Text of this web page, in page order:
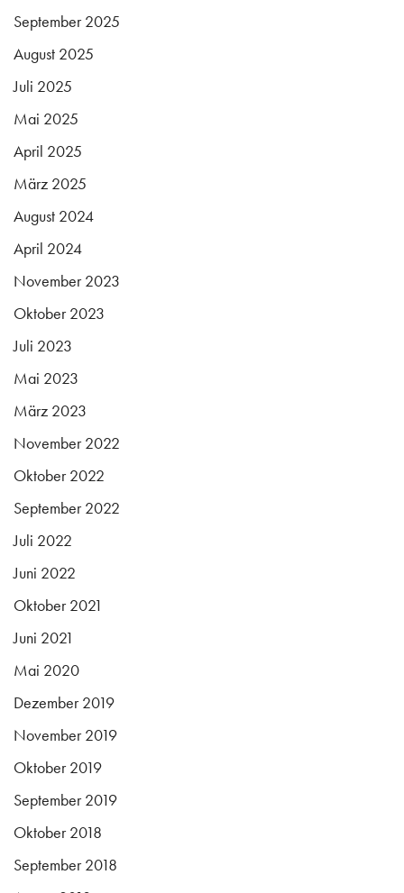
September 2025
August 2025
Juli 2025
Mai 2025
April 2025
März 2025
August 2024
April 2024
November 2023
Oktober 2023
Juli 2023
Mai 2023
März 2023
November 2022
Oktober 2022
September 2022
Juli 2022
Juni 2022
Oktober 2021
Juni 2021
Mai 2020
Dezember 2019
November 2019
Oktober 2019
September 2019
Oktober 2018
September 2018